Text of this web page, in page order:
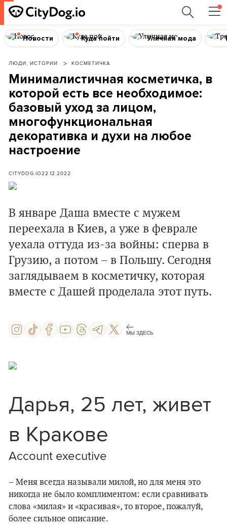
Новости Куда пойти Уличная мода
ЛЮДИ, ИСТОРИИ КОСМЕТИЧКА
Минималистичная косметичка, в
которой есть все необходимое:
базовый уход за лицом,
многофункциональная
декоративка и духи на любое
настроение
CITYDOG.IO22.12.2022
В январе Даша вместе с мужем
переехала в Киев, а уже в феврале
уехала оттуда из-за войны: сперва в
Грузию, а потом – в Польшу. Сегодня
заглядываем в косметичку, которая
вместе с Дашей проделала этот путь.
МЫ ЗДЕСЬ
Дарья, 25 лет, живет
в Кракове
Account executive
– Меня всегда называли милой, но для меня это
никогда не было комплиментом: если сравнивать
слова «милая» и «красивая», то второе, пожалуй,
более сильное описание.